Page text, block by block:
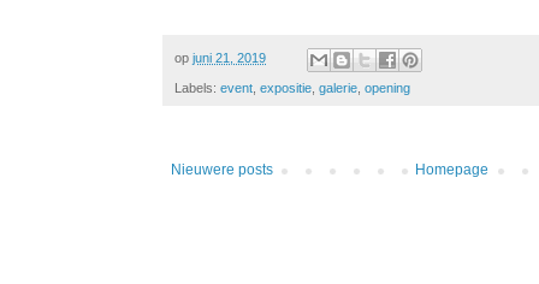
op juni 21, 2019
Labels: event expositie galerie opening
Nieuwere posts Homepage